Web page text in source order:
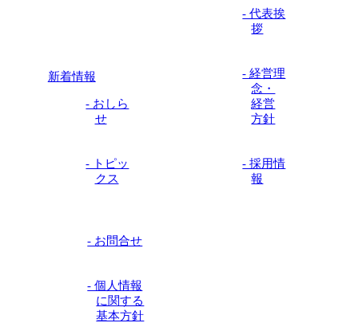
新着情報
- おしら
せ
- トピッ
クス
- 代表挨
拶
- 経営理
念・
経営
方針
- 採用情
報
- お問合せ
- 個人情報
に関する
基本方針